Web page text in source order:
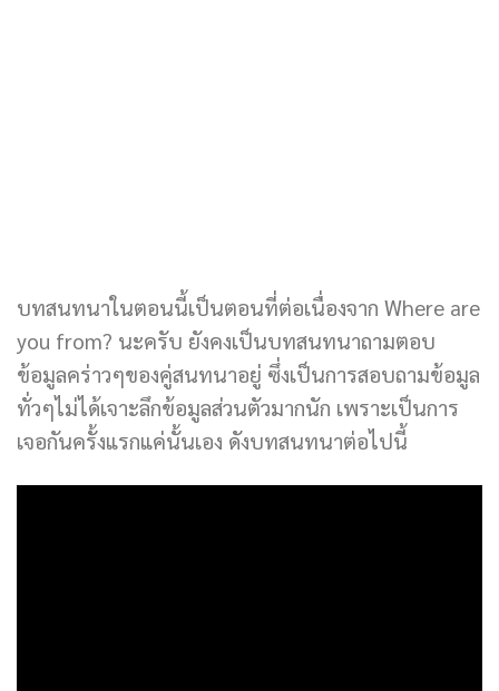
บทสนทนาในตอนนี้เป็นตอนที่ต่อเนื่องจาก Where are
you from? นะครับ ยังคงเป็นบทสนทนาถามตอบ
ข้อมูลคร่าวๆของคู่สนทนาอยู่ ซึ่งเป็นการสอบถามข้อมูล
ทั่วๆไม่ได้เจาะลึกข้อมูลส่วนตัวมากนัก เพราะเป็นการ
เจอกันครั้งแรกแค่นั้นเอง ดังบทสนทนาต่อไปนี้